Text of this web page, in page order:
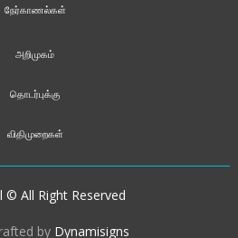
நேர்காணல்கள்
அறிமுகம்
தொடர்புக்கு
விதிமுறைகள்
© All Right Reserved
by Dynamisigns